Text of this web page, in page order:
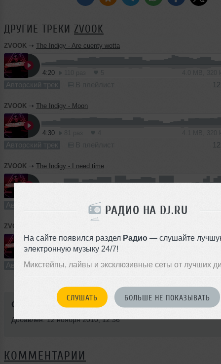
РАДИО НА DJ.RU
На сайте появился раздел Радио — слушайте
электронную музыку 24/7!
Микстейпы, лайвы и эксклюзивные сеты от лучших
СЛУШАТЬ БОЛЬШЕ НЕ ПОКАЗЫВАТЬ
ДРУГИЕ ТРЕКИ ZVOOK
ZVOOK ➝ The Indigy - Are cuenty wotta
4:20
Авторский трек
ZVOOK ➝ The Indigy - Moon
4:30
Авторский трек
ZVOOK ➝ The Indigy - I need time
Авторский трек В плейлист
ZVOOK
4:20 49 раз 2
Авторский трек В плейлист
Стиль: Broken Beat
Добавлен: 12 ноября 2010, 12:36
КОММЕНТАРИИ